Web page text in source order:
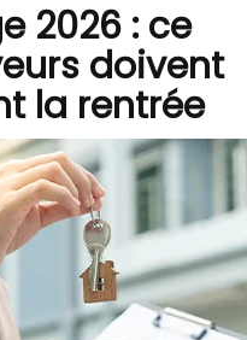
2026 : ce
doivent
la rentrée